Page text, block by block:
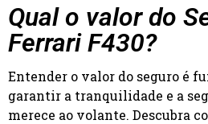
Qual o valor do
Ferrari F430?
Entender o valor do seguro é
garantir a tranquilidade e a
merece ao volante. Descubra